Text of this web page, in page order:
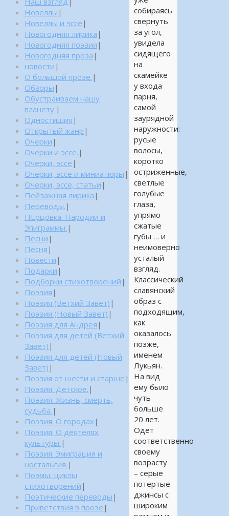
собираясь
свернуть
за угол,
увидела
сидящего
на
скамейке
у входа
парня,
самой
заурядной
наружности:
русые
волосы,
коротко
остриженные,
светлые
голубые
глаза,
упрямо
сжатые
губы … и
неимоверно
усталый
взгляд.
Классический
славянский
образ с
подходящим,
как
оказалось
позже,
именем
Лукьян.
На вид
ему было
чуть
больше
20 лет.
Одет
соответственно
своему
возрасту
– серые
потертые
джинсы с
широким
Новеллы |
Новеллы и эссе |
Новогодняя лирика |
Новогодняя поэзия |
Новогодняя проза |
новости |
О большой прозе. |
Обзоры |
Обустраиваем нашу
планету. |
Одностишия |
Открытый жанр |
Очерки |
Очерки и эссе. |
Очерки, эссе |
Очерки, эссе и миниатюры |
Очерки, эссе, статьи |
Пейзажная лирика |
Переводы. |
ПЕрцовка. Пародии и
Эпиграммы. |
Песни |
Песня |
Повести |
Подарки |
Подборки стихотворений |
Поэзия |
Поэзия (Ветхий Завет) |
Поэзия (Новый Завет) |
Поэзия для Андрея |
Поэзия для детей (Ветхий
Завет) |
Поэзия для детей (Новый
Завет) |
Поэзия от шести и старше |
Поэзия. Детское. |
Поэзия. Жизнь, смерть,
судьба. |
Поэзия. О городах |
Поэзия. О деятелях
культуры. |
Поэзия. Эмиграция и
ностальгия. |
Поэмы, циклы
стихотворений |
Поэтические переводы |
Приветствия в прозе |